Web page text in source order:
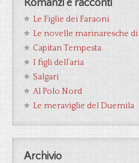
Romanzi e racconti
Le Figlie dei Faraoni
Le novelle marinaresche
Capitan Tempesta
I figli dell’aria
Salgari
Al Polo Nord
Le meraviglie del Duemila
Archivio